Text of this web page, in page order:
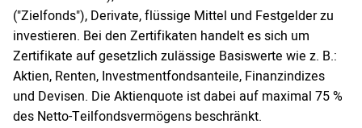
("Zielfonds"), Derivate, flüssige Mittel und Festgelder zu
investieren. Bei den Zertifikaten handelt es sich um
Zertifikate auf gesetzlich zulässige Basiswerte wie z. B.:
Aktien, Renten, Investmentfondsanteile, Finanzindizes
und Devisen. Die Aktienquote ist dabei auf maximal 75 %
des Netto-Teilfondsvermögens beschränkt.